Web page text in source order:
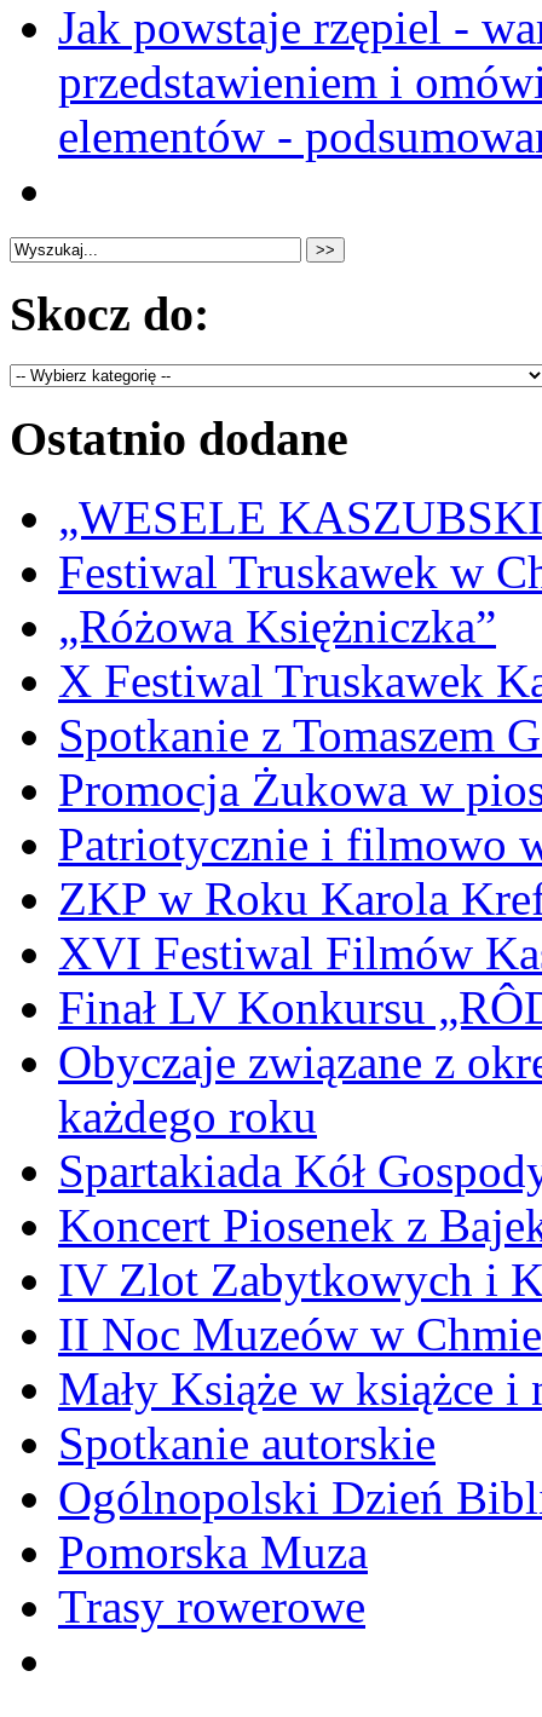
Jak powstaje rzępiel -
przedstawieniem i
elementów -
Skocz do:
Ostatnio dodane
„WESELE
Festiwal Truskawek w
„Różowa Księżniczka”
X Festiwal Truskawek
Spotkanie z Tomaszem
Promocja Żukowa w
Patriotycznie i filmowo
ZKP w Roku Karola
XVI Festiwal Filmów
Finał LV Konkursu
Obyczaje związane z
każdego roku
Spartakiada Kół
Koncert Piosenek z
IV Zlot Zabytkowych i
II Noc Muzeów w
Mały Książe w książce i
Spotkanie autorskie
Ogólnopolski Dzień
Pomorska Muza
Trasy rowerowe